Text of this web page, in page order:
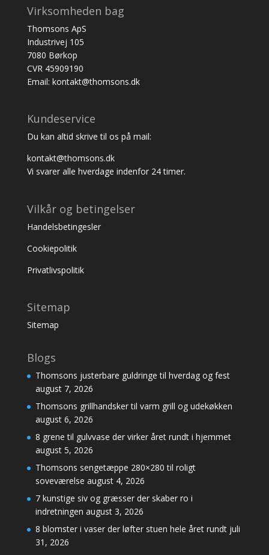
Virksomheden bag
Thomsons ApS
Industrivej 105
7080 Børkop
CVR 45909190
Email: kontakt@thomsons.dk
Kundeservice
Du kan altid skrive til os på mail:
kontakt@thomsons.dk
Vi svarer alle hverdage indenfor 24 timer.
Vilkår og betingelser
Handelsbetingesler
Cookiepolitik
Privatlivspolitik
Sitemap
Sitemap
Blogs
Thomsons justerbare guldringe til hverdag og fest
august 7, 2026
Thomsons grillhandsker til varm grill og udekøkken
august 6, 2026
8 grene til gulvvase der virker året rundt i hjemmet
august 5, 2026
Thomsons sengetæppe 280×280 til roligt
soveværelse august 4, 2026
7 kunstige siv og græsser der skaber ro i
indretningen august 3, 2026
8 blomster i vaser der løfter stuen hele året rundt juli
31, 2026